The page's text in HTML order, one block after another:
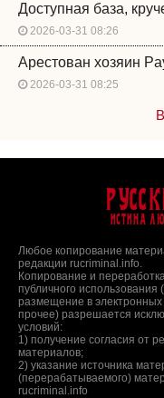
Доступная база,
2026-03-31 08:26
Арестован хозяин
2026-03-31 08:25
Истина
Любое копирование
редакции rucriminal.info.
Копирование и
публичного
размещение в
прочее) разрешается
условий:
1) получение согласия от
материалов;
2) указание источника
(перерабатываемого)
rucriminal.info